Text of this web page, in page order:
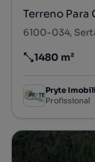
Terreno Para
6100-034,
Preço por
1480 m²
Pryte
Profissional